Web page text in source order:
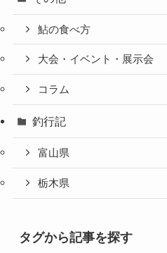
鮎の食べ方
大会・イベント・展示会
コラム
釣行記
富山県
栃木県
タグから記事を探す